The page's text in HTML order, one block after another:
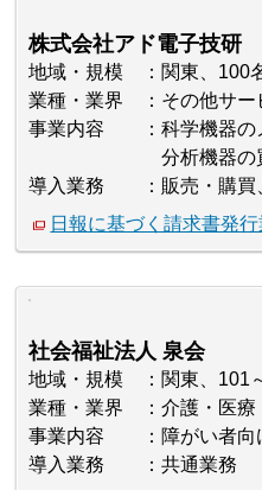
株式会社アド電子技研
地域・規模
関東、100
業種・業界
その他サー
事業内容
科学機器の
分析機器の
導入業務
販売・購買
日報に基づく請求書発
社会福祉法人 泉会
地域・規模
関東、101
業種・業界
介護・医療
事業内容
障がい者向
導入業務
共通業務